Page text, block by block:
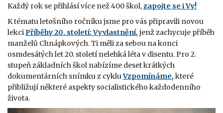
Každý rok se přihlásí více než 400 škol,zapojte se i Vy!
K tématu letošního ročníku jsme pro vás připravili novou
lekciPříběhy 20. století: Vyvlastnění,jenž zachycuje příběh
manželů Chnápkových. Ti měli za sebou na konci
osmdesátých let 20. století nelehká léta v disentu. Pro 2.
stupeň základních škol nabízíme deset krátkých
dokumentárních snímku z cykluVzpomínáme,které
přibližují některé aspekty socialistického každodenního
života.